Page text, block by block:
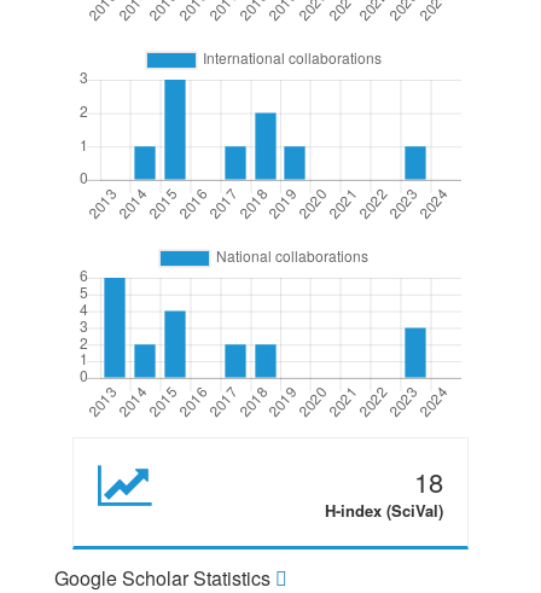
18
H-index (SciVal)
Google Scholar Statistics